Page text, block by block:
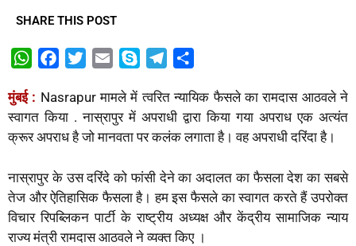
SHARE THIS POST
W
a
t
s
p
p
c
e
b
o
k
i
t
t
r
a
i
l
y
p
e
l
e
g
a
m
a
r
e
मुंबई : Nasrapur मामले में त्वरित न्यायिक फैसले का रामदास आठवले ने
स्वागत किया . नास्रापुर में अपराधी द्वारा किया गया अपराध एक अत्यंत
क्रूर अपराध है जो मानवता पर कलंक लगाता है। वह अपराधी दरिंदा है।
नास्रापुर के उस दरिंदे को फांसी देने का अदालत का फैसला देश का सबसे
तेज और ऐतिहासिक फैसला है। हम इस फैसले का स्वागत करते हैं उपरोक्त
विचार रिपब्लिकन पार्टी के राष्ट्रीय अध्यक्ष और केंद्रीय सामाजिक न्याय
राज्य मंत्री रामदास आठवले ने व्यक्त किए ।